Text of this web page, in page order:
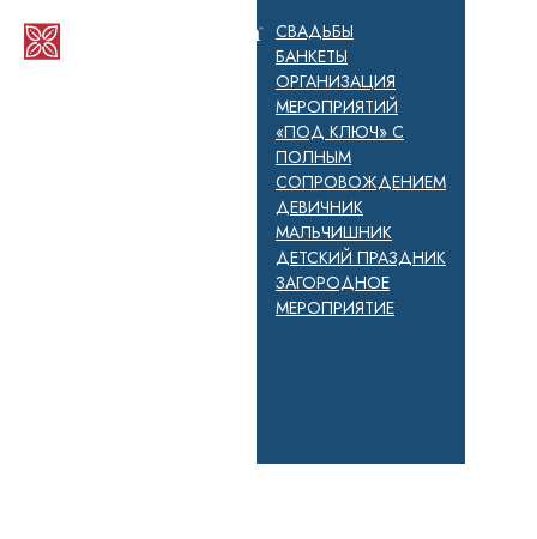
СВАДЬБЫ
БАНКЕТЫ
ОРГАНИЗАЦИЯ
МЕРОПРИЯТИЙ
«ПОД КЛЮЧ» С
ПОЛНЫМ
СОПРОВОЖДЕНИЕМ
ДЕВИЧНИК
МАЛЬЧИШНИК
ДЕТСКИЙ ПРАЗДНИК
ЗАГОРОДНОЕ
МЕРОПРИЯТИЕ